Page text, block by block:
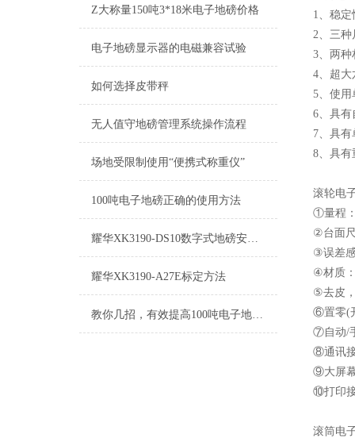
Z大称量150吨3*18米电子地磅价格
电子地磅显示器的电磁兼容试验
如何选择皮带秤
无人值守地磅管理系统操作流程
场地受限制使用“便携式称重仪”
100吨电子地磅正确的使用方法
耀华XK3190-DS10数字式地磅安装调式
耀华XK3190-A27E标定方法
教你几招，有效提高100吨电子地磅性能
1、稳
2、三种
3、两种
4、超大
5、使用
6、具有
7、具
8、具有
滚轮电
①量程：
②台面尺
③误差感
④材质
⑤去皮
⑥置零(
⑦自动/
⑧通讯
⑨大屏
⑩打印
滚筒电